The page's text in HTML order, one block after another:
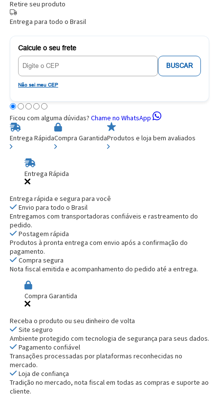
Retire seu produto
Entrega para todo o Brasil
Calcule o seu frete
BUSCAR
Não sei meu CEP
Ficou com alguma dúvidas? Chame no WhatsApp
Entrega RápidaCompra GarantidaProdutos e loja bem avaliados
Entrega Rápida
Entrega rápida e segura para você
Envio para todo o Brasil
Entregamos com transportadoras confiáveis e rastreamento do
pedido.
Postagem rápida
Produtos à pronta entrega com envio após a confirmação do
pagamento.
Compra segura
Nota fiscal emitida e acompanhamento do pedido até a entrega.
Compra Garantida
Receba o produto ou seu dinheiro de volta
Site seguro
Ambiente protegido com tecnologia de segurança para seus dados.
Pagamento confiável
Transações processadas por plataformas reconhecidas no
mercado.
Loja de confiança
Tradição no mercado, nota fiscal em todas as compras e suporte ao
cliente.